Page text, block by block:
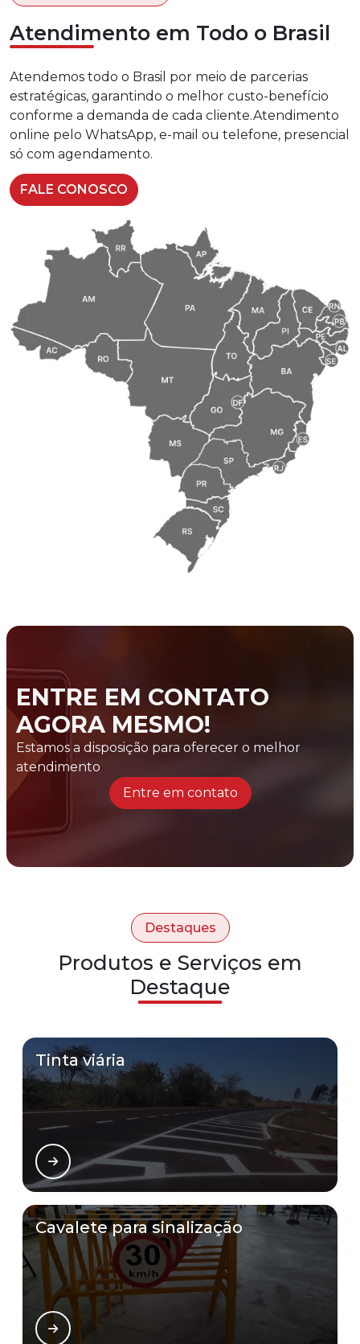
Atendimento em Todo o Brasil
Atendemos todo o Brasil por meio de parcerias
estratégicas, garantindo o melhor custo-benefício
conforme a demanda de cada cliente.Atendimento
online pelo WhatsApp, e-mail ou telefone, presencial
só com agendamento.
FALE CONOSCO
ENTRE EM CONTATO
AGORA MESMO!
Estamos a disposição para oferecer o melhor
atendimento
Entre em contato
Destaques
Produtos e Serviços em
Destaque
Tinta viária
Cavalete para sinalização